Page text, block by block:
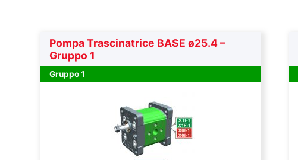
Pompa Trascinatrice BASE ø25.4 –
Gruppo 1
Gruppo 1